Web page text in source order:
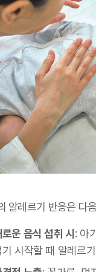
알레르기 반응은 다
운 음식 섭취 시: 아
기 시작할 때 알레르